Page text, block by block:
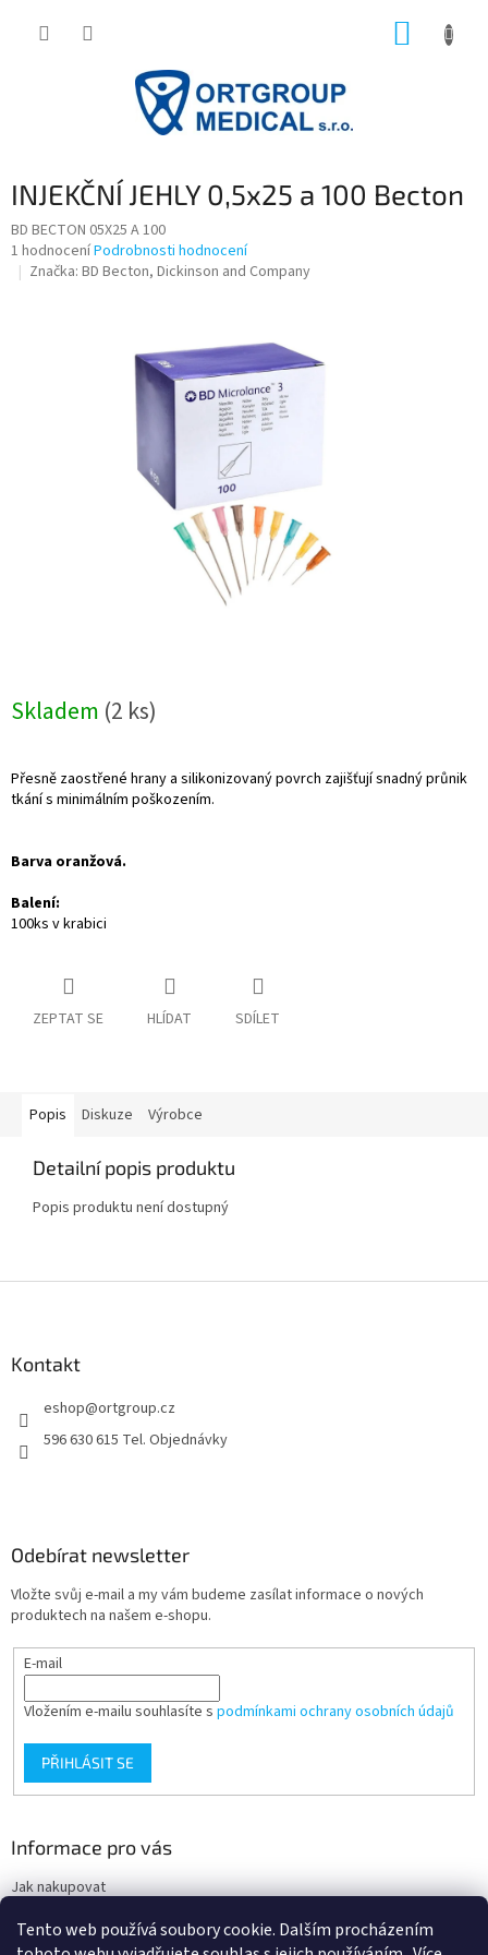
Tento web používá soubory cookie. Dalším procházením
INJEKČNÍ JEHLY 0,5x25 a 100 Becton
BD BECTON 05X25 A 100
Průměrné
hodnocení
1 hodnoceníPodrobnosti hodnocení
Značka: BD Becton, Dickinson and Company
Skladem (2 ks)
Přesně zaostřené hrany a silikonizovaný povrch zajišťují snadný průnik
tkání s minimálním poškozením.
Barva oranžová.
Balení:
100ks v krabici
ZEPTAT SE HLÍDAT SDÍLET
Popis Diskuze Výrobce
Detailní popis produktu
Popis produktu není dostupný
Kontakt
eshop@ortgroup.cz
596 630 615 Tel. Objednávky
Odebírat newsletter
Vložte svůj e-mail a my vám budeme zasílat informace o nových
produktech na našem e-shopu.
E-mail
Vložením e-mailu souhlasíte s podmínkami ochrany osobních údajů
PŘIHLÁSIT SE
Informace pro vás
Jak nakupovat
Podmínky ochrany osobních údajů